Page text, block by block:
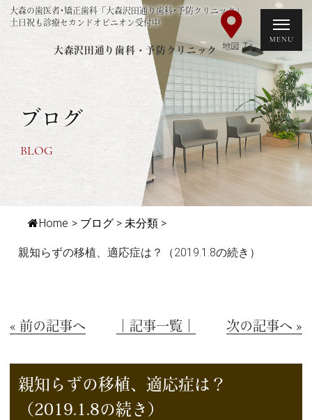
大森の歯医者･矯正歯科「大森沢田通り歯科･予防クリニック」
土日祝も診療セカンドオピニオン受付中
大森沢田通り歯科・予防クリニック
ブログ
BLOG
Home > ブログ > 未分類 >
親知らずの移植、適応症は？（2019.1.8の続き）
« 前の記事へ │記事一覧│ 次の記事へ »
親知らずの移植、適応症は？
（2019.1.8の続き）